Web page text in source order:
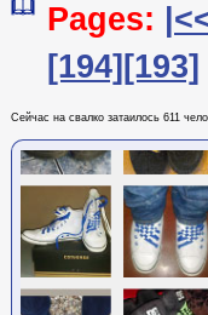
Pages:
[194] [193]
Сейчас на cвалко затаилось 611